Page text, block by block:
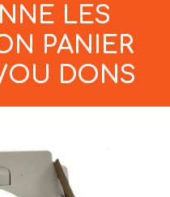
LES
PANIER
OU DONS